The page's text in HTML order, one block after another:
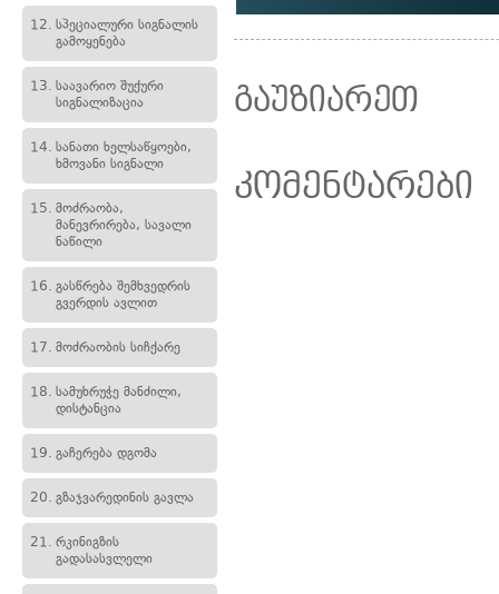
12. სპეციალური სიგნალის
გამოყენება
13. საავარიო შუქური
სიგნალიზაცია
14. სანათი ხელსაწყოები,
ხმოვანი სიგნალი
15. მოძრაობა,
მანევრირება, სავალი
ნაწილი
16. გასწრება შემხვედრის
გვერდის ავლით
17. მოძრაობის სიჩქარე
18. სამუხრუჭე მანძილი,
დისტანცია
19. გაჩერება დგომა
20. გზაჯვარედინის გავლა
21. რკინიგზის
გადასასვლელი
გაუზიარეთ
კომენტარები